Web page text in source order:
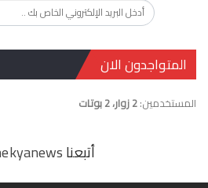
المتواجدون الان
المستخدمين:2 زوار، 2 بوتات
أتبعنا